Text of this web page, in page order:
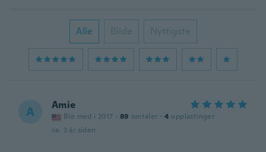
Alle Bilde Nyttigste
A Amie
Ble med i 2017 · 89 omtaler · 4 opplastinger
ca. 3 år siden